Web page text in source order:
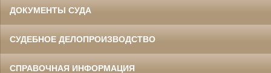
ДОКУМЕНТЫ СУДА
СУДЕБНОЕ ДЕЛОПРОИЗВОДСТВО
СПРАВОЧНАЯ ИНФОРМАЦИЯ